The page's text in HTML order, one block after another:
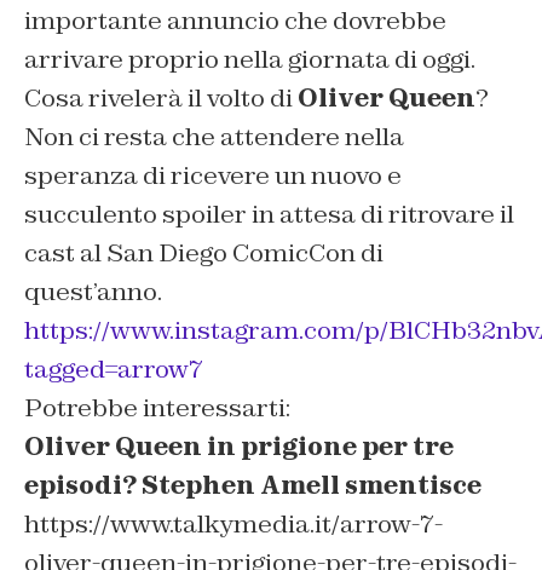
importante annuncio che dovrebbe
arrivare proprio nella giornata di oggi.
Cosa rivelerà il volto diOliver Queen?
Non ci resta che attendere nella
speranza di ricevere un nuovo e
succulento spoiler in attesa di ritrovare il
cast al San Diego ComicCon di
quest’anno.
https://www.instagram.com/p/
tagged=arrow7
Potrebbe interessarti:
Oliver Queen in prigione per tre
episodi? Stephen Amell smentisce
https://www.talkymedia.it/arrow-7-
oliver-queen-in-prigione-per-tre-episodi-